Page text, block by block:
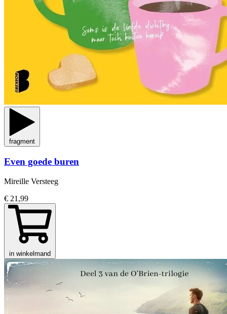
fragment
Even goede buren
Mireille Versteeg
€ 21,99
in winkelmand